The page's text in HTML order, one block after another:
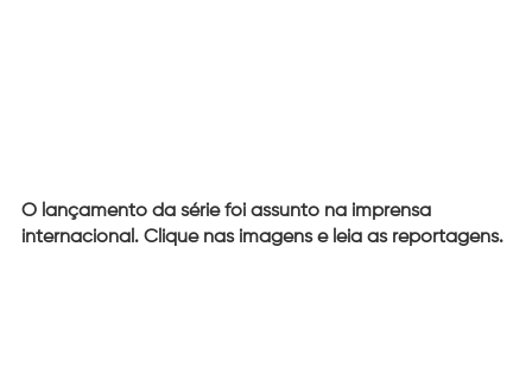
O lançamento da série foi assunto na imprensa
internacional. Clique nas imagens e leia as reportagens.